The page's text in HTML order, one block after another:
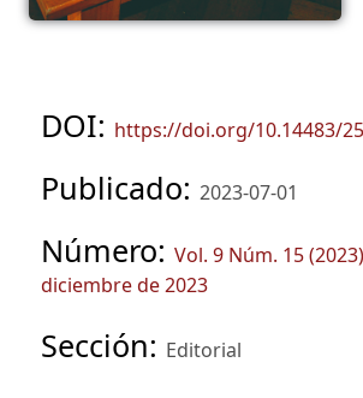
DOI: https://doi.org/10.14483/
Publicado: 2023-07-01
Número: Vol. 9 Núm. 15
diciembre de 2023
Sección: Editorial